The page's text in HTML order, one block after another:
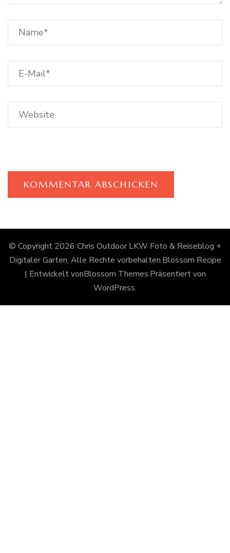
© Copyright 2026 Chris Outdoor LKW Foto & Reiseblog +
Digitaler Garten. Alle Rechte vorbehalten.Blossom Recipe
| Entwickelt vonBlossom Themes.Präsentiert von
WordPress.